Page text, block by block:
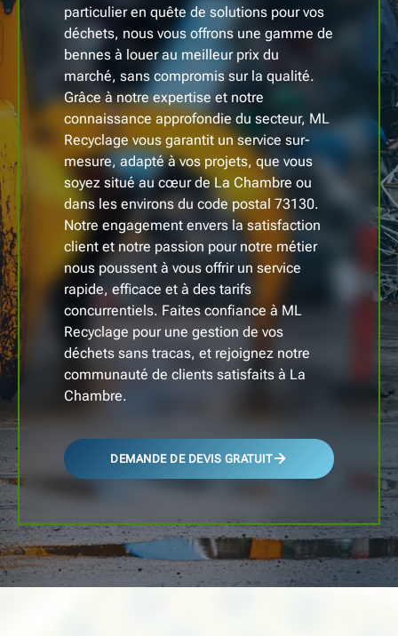
particulier en quête de solutions pour vos
déchets, nous vous offrons une gamme de
bennes à louer au meilleur prix du
marché, sans compromis sur la qualité.
Grâce à notre expertise et notre
connaissance approfondie du secteur, ML
Recyclage vous garantit un service sur-
mesure, adapté à vos projets, que vous
soyez situé au cœur de La Chambre ou
dans les environs du code postal 73130.
Notre engagement envers la satisfaction
client et notre passion pour notre métier
nous poussent à vous offrir un service
rapide, efficace et à des tarifs
concurrentiels. Faites confiance à ML
Recyclage pour une gestion de vos
déchets sans tracas, et rejoignez notre
communauté de clients satisfaits à La
Chambre.
DEMANDE DE DEVIS GRATUIT